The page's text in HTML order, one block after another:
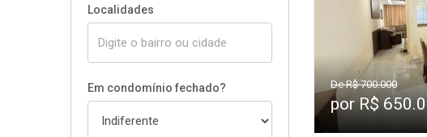
Localidades
Em condomínio fechado? De R$ 700.000
por R$